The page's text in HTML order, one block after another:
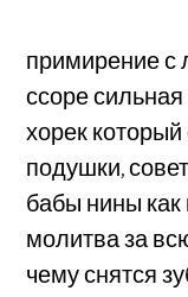
примирение
ссоре
хорек
подушки,
бабы нины
молитва за
чему снятся